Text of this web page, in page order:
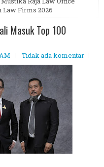
Law Firms 2026
Masuk Top 100
Tidak ada komentar